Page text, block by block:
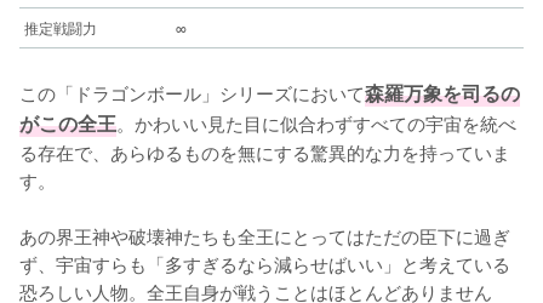
推定戦闘力
∞
この「ドラゴンボール」シリーズにおいて森羅万象を司るの
がこの全王。かわいい見た目に似合わずすべての宇宙を統べ
る存在で、あらゆるものを無にする驚異的な力を持っていま
す。
あの界王神や破壊神たちも全王にとってはただの臣下に過ぎ
ず、宇宙すらも「多すぎるなら減らせばいい」と考えている
恐ろしい人物。全王自身が戦うことはほとんどありません